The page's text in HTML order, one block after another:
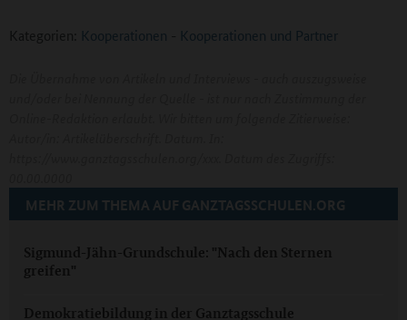
Kategorien: Kooperationen - Kooperationen und Partner
MEHR ZUM THEMA AUF GANZTAGSSCHULEN.ORG
Sigmund-Jähn-Grundschule: "Nach den Sternen
greifen"
Demokratiebildung in der Ganztagsschule